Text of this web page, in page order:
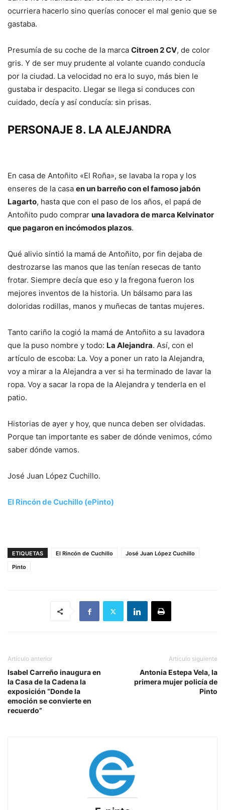
ocurriera hacerlo sino querías conocer el mal genio que se
gastaba.
Presumía de su coche de la marca Citroen 2 CV, de color
gris. Y de ser muy prudente al volante cuando conducía
por la ciudad. La velocidad no era lo suyo, más bien le
gustaba ir despacito. Llegar se llega si conduces con
cuidado, decía y así conducía: sin prisas.
PERSONAJE 8. LA ALEJANDRA
En casa de Antoñito «El Roña», se lavaba la ropa y los
enseres de la casa en un barreño con el famoso jabón
Lagarto, hasta que con el paso de los años, el papá de
Antoñito pudo comprar una lavadora de marca Kelvinator
que pagaron en incómodos plazos.
Qué alivio sintió la mamá de Antoñito, por fin dejaba de
destrozarse las manos que las tenían resecas de tanto
frotar. Siempre decía que eso y la fregona fueron los
mejores inventos de la historia. Un bálsamo para las
doloridas rodillas, manos y muñecas de tantas mujeres.
Tanto cariño la cogió la mamá de Antoñito a su lavadora
que la puso nombre y todo: La Alejandra. Así, con el
artículo de escoba: La. Voy a poner un rato la Alejandra,
voy a mirar a la Alejandra a ver si ha terminado de lavar la
ropa. Voy a sacar la ropa de la Alejandra y tenderla en el
patio.
Historias de ayer y hoy, que nunca deben ser olvidadas.
Porque tan importante es saber de dónde venimos, cómo
saber dónde vamos.
José Juan López Cuchillo.
El Rincón de Cuchillo (ePinto)
ETIQUETAS El Rincón de Cuchillo
José Juan López Cuchillo
Pinto
Artículo anterior
Isabel Carreño inaugura en
la Casa de la Cadena la
exposición “Donde la
emoción se convierte en
recuerdo”
Artículo siguiente
Antonia Estepa Vela, la
primera mujer policía de
Pinto